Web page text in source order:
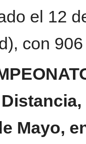
el 12
con
Mayo,